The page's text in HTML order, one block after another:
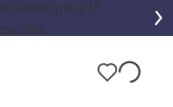
ver